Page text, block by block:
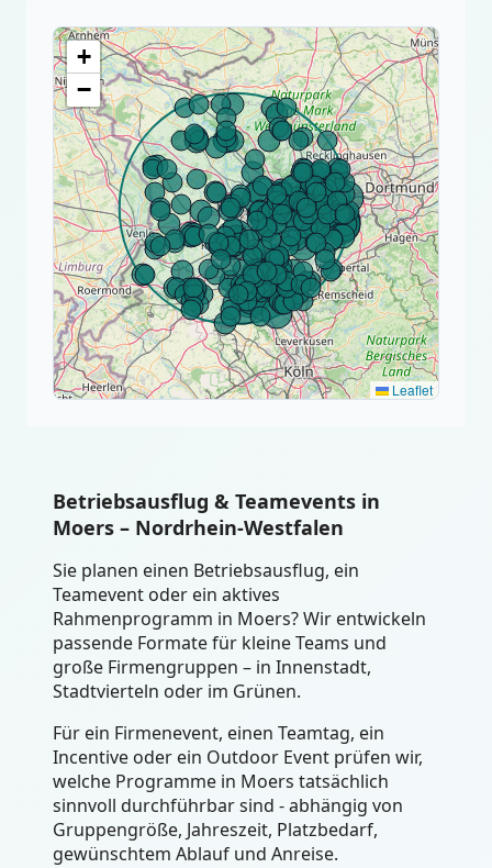
+
−
Leaflet
Betriebsausflug & Teamevents in
Moers – Nordrhein-Westfalen
Sie planen einen Betriebsausflug, ein
Teamevent oder ein aktives
Rahmenprogramm in Moers? Wir entwickeln
passende Formate für kleine Teams und
große Firmengruppen – in Innenstadt,
Stadtvierteln oder im Grünen.
Für ein Firmenevent, einen Teamtag, ein
Incentive oder ein Outdoor Event prüfen wir,
welche Programme in Moers tatsächlich
sinnvoll durchführbar sind - abhängig von
Gruppengröße, Jahreszeit, Platzbedarf,
gewünschtem Ablauf und Anreise.